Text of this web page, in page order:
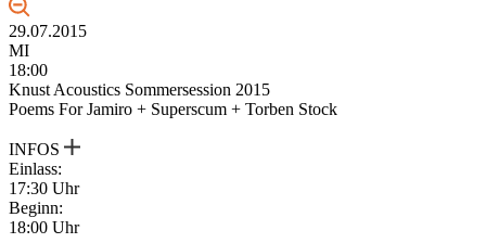
29.07.2015
MI
18:00
Knust Acoustics Sommersession 2015
Poems For Jamiro + Superscum + Torben Stock
INFOS
Einlass:
17:30 Uhr
Beginn:
18:00 Uhr